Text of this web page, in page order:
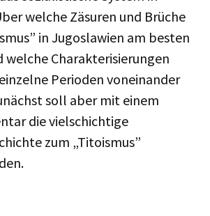
welche Zäsuren und Brüche
in Jugoslawien am besten
welche Charakterisierungen
Perioden voneinander
soll aber mit einem
die vielschichtige
zum „Titoismus”